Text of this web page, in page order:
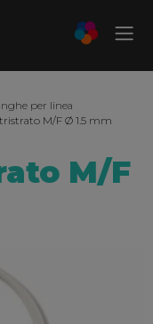
per linea
M/F Ø 1.5 mm
M/F